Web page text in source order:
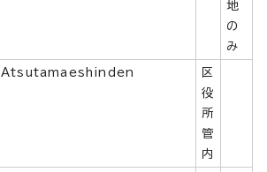
地
の
み
Atsutamaeshinden
区
役
所
管
内